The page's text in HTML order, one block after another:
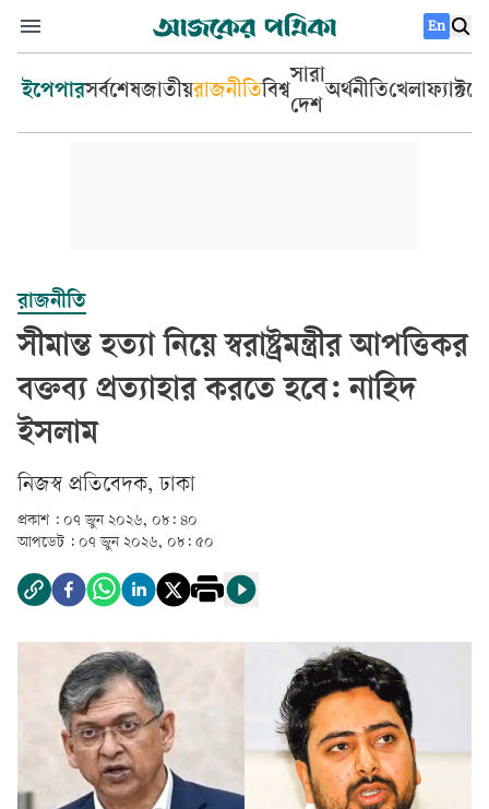
En
ইপেপারসর্বশেষজাতীয়রাজনীতিবিশ্ব
সারা
দেশ
অর্থনীতিখেলা
রাজনীতি
সীমান্ত হত্যা নিয়ে স্বরাষ্ট্রমন্ত্রীর আপত্তিকর
বক্তব্য প্রত্যাহার করতে হবে: নাহিদ
ইসলাম
‎নিজস্ব প্রতিবেদক, ঢাকা‎
প্রকাশ : ০৭ জুন ২০২৬, ০৮: ৪০
আপডেট : ০৭ জুন ২০২৬, ০৮: ৫০